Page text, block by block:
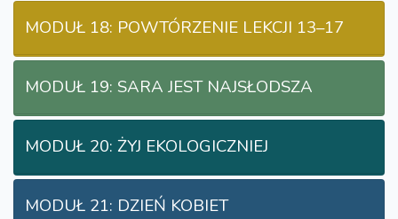
MODUŁ 18: POWTÓRZENIE LEKCJI 13–17
MODUŁ 19: SARA JEST NAJSŁODSZA
MODUŁ 20: ŻYJ EKOLOGICZNIEJ
MODUŁ 21: DZIEŃ KOBIET